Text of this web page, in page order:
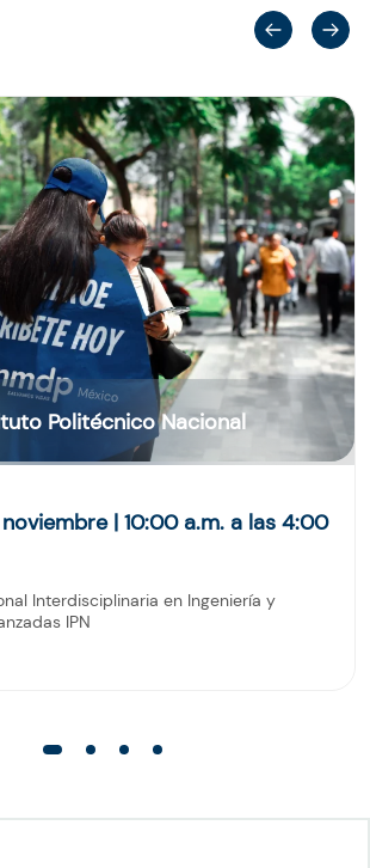
Politécnico Nacional
| 10:00 a.m. a las 4:00
Interdisciplinaria en Ingeniería y
IPN